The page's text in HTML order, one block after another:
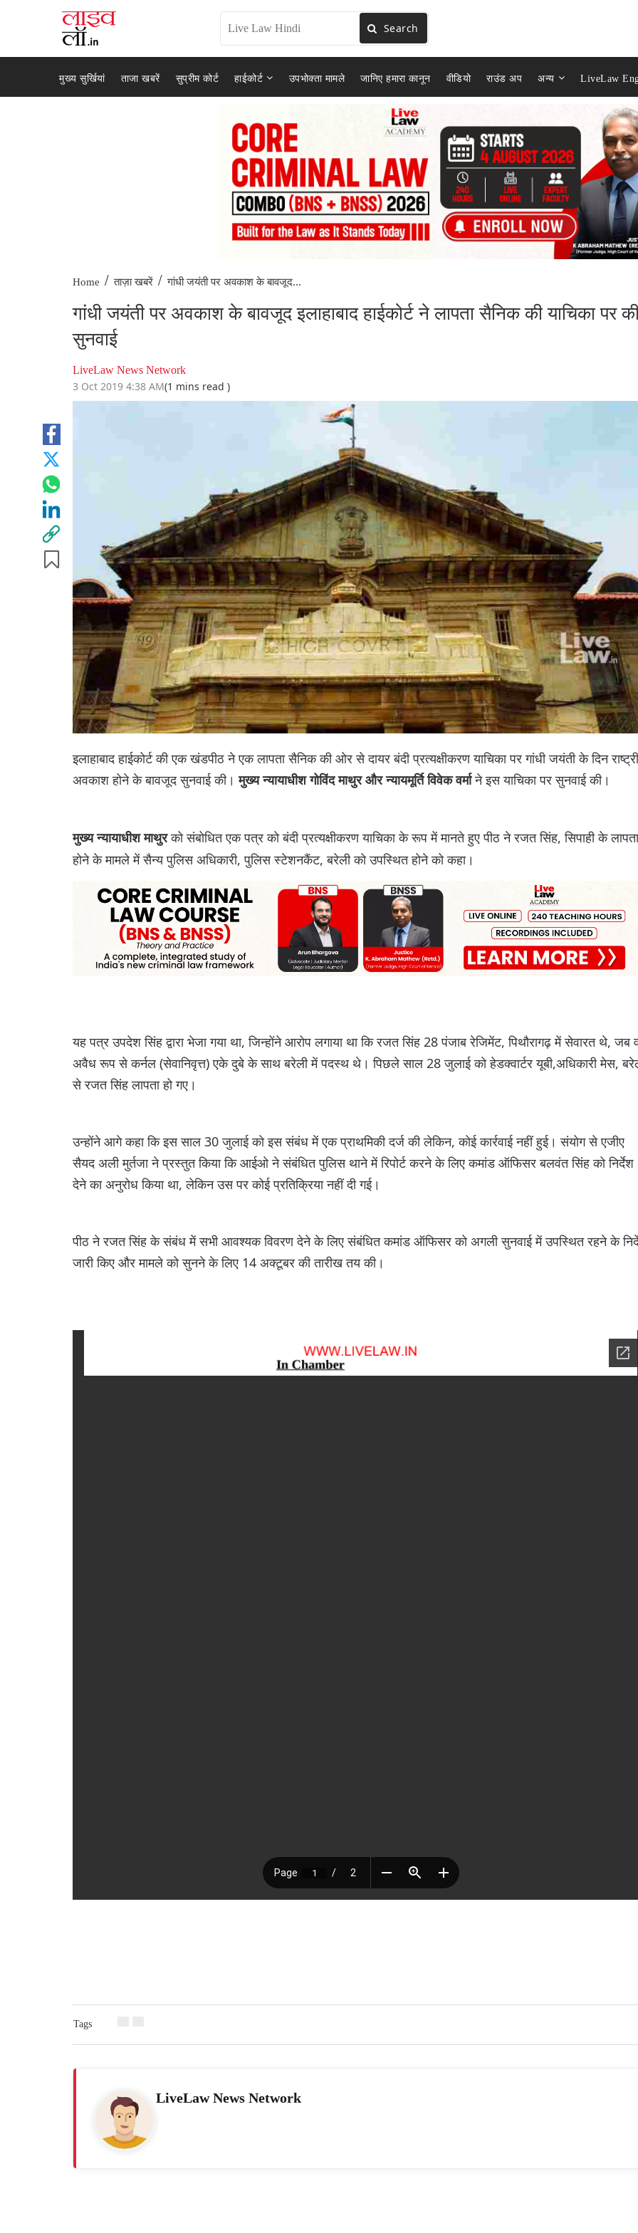
Search
मुख्य सुर्खियां ताजा खबरें सुप्रीम कोर्ट हाईकोर्ट उपभोक्ता मामले जानिए हमारा कानून वीडियो राउंड अप अन्य LiveLaw
Home / ताज़ा खबरें / गांधी जयंती पर अवकाश के बावजूद...
गांधी जयंती पर अवकाश के बावजूद इलाहाबाद हाईकोर्ट ने लापता सैनिक की याचिका पर
सुनवाई
LiveLaw News Network
3 Oct 2019 4:38 AM(1 mins read )
इलाहाबाद हाईकोर्ट की एक खंडपीठ ने एक लापता सैनिक की ओर से दायर बंदी प्रत्यक्षीकरण याचिका पर गांधी जयंती के दिन
अवकाश होने के बावजूद सुनवाई की।मुख्य न्यायाधीश गोविंद माथुर और न्यायमूर्ति विवेक वर्माने इस याचिका पर सुनवाई की।
मुख्य न्यायाधीश माथुरको संबोधित एक पत्र को बंदी प्रत्यक्षीकरण याचिका के रूप में मानते हुए पीठ ने रजत सिंह, सिपाही के लापता
होने के मामले में सैन्य पुलिस अधिकारी, पुलिस स्टेशनकैंट, बरेली को उपस्थित होने को कहा।
यह पत्र उपदेश सिंह द्वारा भेजा गया था, जिन्होंने आरोप लगाया था कि रजत सिंह 28 पंजाब रेजिमेंट, पिथौरागढ़ में सेवारत थे, जब
अवैध रूप से कर्नल (सेवानिवृत्त) एके दुबे के साथ बरेली में पदस्थ थे। पिछले साल 28 जुलाई को हेडक्वार्टर यूबी,अधिकारी मेस,
से रजत सिंह लापता हो गए।
उन्होंने आगे कहा कि इस साल 30 जुलाई को इस संबंध में एक प्राथमिकी दर्ज की लेकिन, कोई कार्रवाई नहीं हुई। संयोग से एजीए
सैयद अली मुर्तजा ने प्रस्तुत किया कि आईओ ने संबंधित पुलिस थाने में रिपोर्ट करने के लिए कमांड ऑफिसर बलवंत सिंह को निर्देश
देने का अनुरोध किया था, लेकिन उस पर कोई प्रतिक्रिया नहीं दी गई।
पीठ ने रजत सिंह के संबंध में सभी आवश्यक विवरण देने के लिए संबंधित कमांड ऑफिसर को अगली सुनवाई में उपस्थित रहने के
जारी किए और मामले को सुनने के लिए 14 अक्टूबर की तारीख तय की।
Tags
LiveLaw News Network